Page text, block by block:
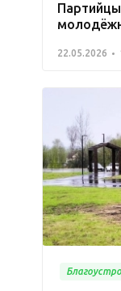
22.05.2026